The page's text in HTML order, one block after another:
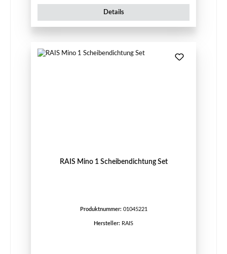
Details
RAIS Mino 1 Scheibendichtung Set
Produktnummer: 01045221
Hersteller: RAIS